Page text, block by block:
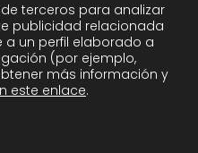
y bíceps: ganar
amplitud
terceros para analizar
publicidad relacionada
a un perfil elaborado a
(por ejemplo,
más información y
este enlace.